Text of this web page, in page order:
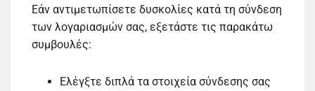
Εάν αντιμετωπίσετε δυσκολίες κατά τη σύνδεση
των λογαριασμών σας, εξετάστε τις παρακάτω
συμβουλές:
Ελέγξτε διπλά τα στοιχεία σύνδεσης σας